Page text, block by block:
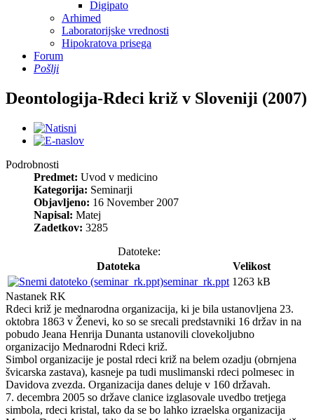
Digipato
Arhimed
Laboratorijske vrednosti
Hipokratova prisega
Forum
Pošlji
Deontologija-Rdeci križ v Sloveniji (2007)
Podrobnosti
Predmet: Uvod v medicino
Kategorija: Seminarji
Objavljeno: 16 November 2007
Napisal: Matej
Zadetkov: 3285
Datoteke:
Datoteka
Velikost
seminar_rk.ppt 1263 kB
Nastanek RK
Rdeci križ je mednarodna organizacija, ki je bila ustanovljena 23.
oktobra 1863 v Ženevi, ko so se srecali predstavniki 16 držav in na
pobudo Jeana Henrija Dunanta ustanovili clovekoljubno
organizacijo Mednarodni Rdeci križ.
Simbol organizacije je postal rdeci križ na belem ozadju (obrnjena
švicarska zastava), kasneje pa tudi muslimanski rdeci polmesec in
Davidova zvezda. Organizacija danes deluje v 160 državah.
7. decembra 2005 so države clanice izglasovale uvedbo tretjega
simbola, rdeci kristal, tako da se bo lahko izraelska organizacija